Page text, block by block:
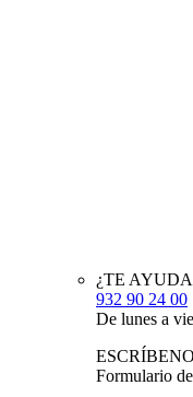
¿TE
932 90 24 00
De lunes a
Formulario